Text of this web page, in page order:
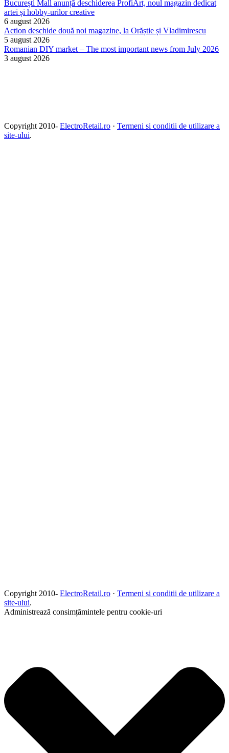
București Mall anunță deschiderea ProfiArt, noul magazin dedicat
artei și hobby-urilor creative
6 august 2026
Action deschide două noi magazine, la Orăștie și Vladimirescu
5 august 2026
Romanian DIY market – The most important news from July 2026
3 august 2026
Copyright 2010- ElectroRetail.ro · Termeni si conditii de utilizare a
site-ului.
Copyright 2010- ElectroRetail.ro · Termeni si conditii de utilizare a
site-ului.
Administrează consimțămintele pentru cookie-uri